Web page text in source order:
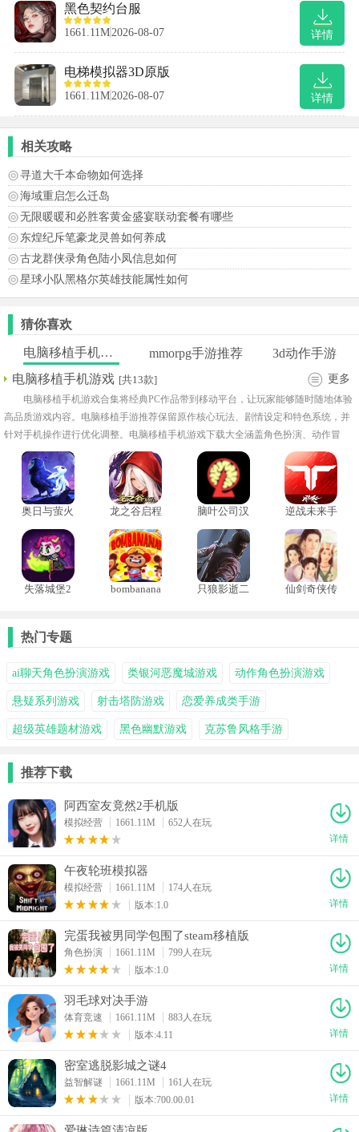
详情
黑色契约台服
1661.11M 2026-08-07
详情
电梯模拟器3D原版
1661.11M 2026-08-07
相关攻略
寻道大千本命物如何选择
海域重启怎么迁岛
无限暖暖和必胜客黄金盛宴联动套餐有哪些
东煌纪斥笔豪龙灵兽如何养成
古龙群侠录角色陆小凤信息如何
星球小队黑格尔英雄技能属性如何
猜你喜欢
电脑移植手机游戏 mmorpg手游推荐
3d动作手游
电脑移植手机游戏 [共13款] 更多
电脑移植手机游戏合集将经典PC作品带到移动平台，让玩家能够随时随地体验
高品质游戏内容。电脑移植手游推荐保留原作核心玩法、剧情设定和特色系统，并
针对手机操作进行优化调整。电脑移植手机游戏下载大全涵盖角色扮演、动作冒
险、策略经营等多种类型，满足不同玩家的游戏需求。
奥日与萤火
植版
龙之谷启程
脑叶公司汉
逆战未来手
失落城堡2
bombanana
只狼影逝二
仙剑奇侠传
热门专题
ai聊天角色扮演游戏 类银河恶魔城游戏 动作角色扮演游戏
悬疑系列游戏 射击塔防游戏 恋爱养成类手游
超级英雄题材游戏 黑色幽默游戏 克苏鲁风格手游
推荐下载
阿西室友竟然2手机版
模拟经营 1661.11M
652人在玩
详情
午夜轮班模拟器
模拟经营 1661.11M
174人在玩
版本:1.0
详情
完蛋我被男同学包围了steam移植版
角色扮演 1661.11M
799人在玩
版本:1.0
详情
羽毛球对决手游
体育竞速 1661.11M
883人在玩
版本:4.11
详情
密室逃脱影城之谜4
益智解谜 1661.11M
161人在玩
版本:700.00.01
详情